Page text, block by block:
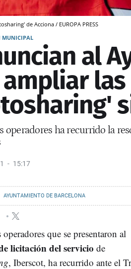
de Acciona / EUROPA PRESS
MUNICIPAL
al
operadores ha recurrido la
15:17
AYUNTAMIENTO DE BARCELONA
que se presentaron al
licitación del servicio de
, Iberscot, ha recurrido ante el